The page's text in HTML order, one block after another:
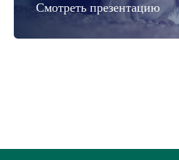
Смотреть презентацию